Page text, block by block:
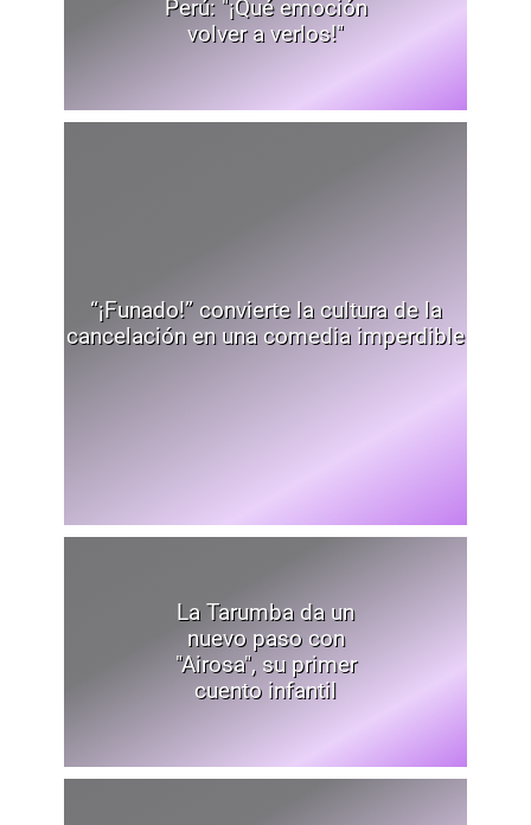
Perú: "¡Qué emoción
volver a verlos!"
“¡Funado!” convierte la cultura de la
cancelación en una comedia imperdible
La Tarumba da un
nuevo paso con
"Airosa", su primer
cuento infantil